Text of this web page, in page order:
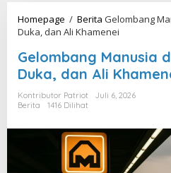
Homepage / Berita Gelombang
Duka, dan Ali Khamenei
Gelombang Manusia
Duka, dan Ali
Kontributor Patriot
Juli 6, 2026
Berita
1416 Dilihat